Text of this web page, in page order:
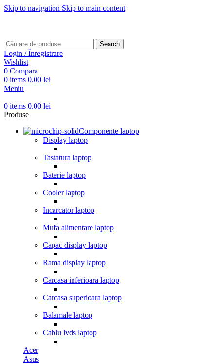
Skip to navigation Skip to main content
Search
Login / Înregistrare
Wishlist
0 Compara
0 items 0.00 lei
Meniu
0 items 0.00 lei
Produse
Componente laptop
Display laptop
Tastatura laptop
Baterie laptop
Cooler laptop
Incarcator laptop
Mufa alimentare laptop
Capac display laptop
Rama display laptop
Carcasa inferioara laptop
Carcasa superioara laptop
Balamale laptop
Cablu lvds laptop
Acer
Asus